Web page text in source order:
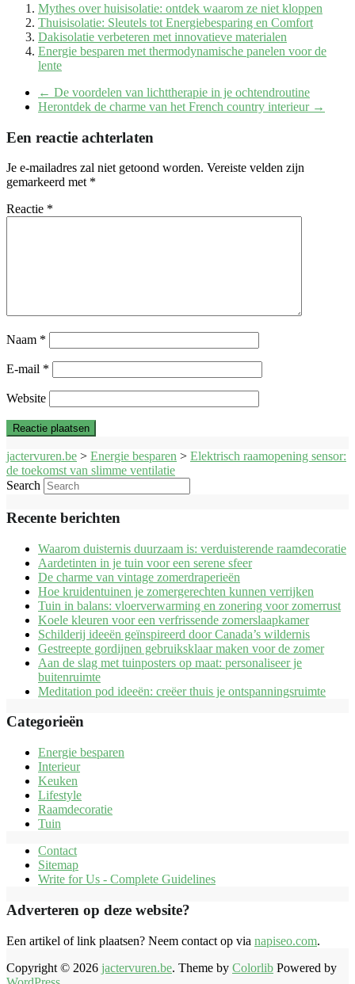
Mythes over huisisolatie: ontdek waarom ze niet kloppen
Thuisisolatie: Sleutels tot Energiebesparing en Comfort
Dakisolatie verbeteren met innovatieve materialen
Energie besparen met thermodynamische panelen voor de
lente
← De voordelen van lichttherapie in je ochtendroutine
Herontdek de charme van het French country interieur →
Een reactie achterlaten
Je e-mailadres zal niet getoond worden. Vereiste velden zijn
gemarkeerd met *
Reactie *
Naam *
E-mail *
Website
jactervuren.be > Energie besparen > Elektrisch raamopening sensor:
de toekomst van slimme ventilatie
Search
Recente berichten
Waarom duisternis duurzaam is: verduisterende raamdecoratie
Aardetinten in je tuin voor een serene sfeer
De charme van vintage zomerdraperieën
Hoe kruidentuinen je zomergerechten kunnen verrijken
Tuin in balans: vloerverwarming en zonering voor zomerrust
Koele kleuren voor een verfrissende zomerslaapkamer
Schilderij ideeën geïnspireerd door Canada’s wildernis
Gestreepte gordijnen gebruiksklaar maken voor de zomer
Aan de slag met tuinposters op maat: personaliseer je
buitenruimte
Meditation pod ideeën: creëer thuis je ontspanningsruimte
Categorieën
Energie besparen
Interieur
Keuken
Lifestyle
Raamdecoratie
Tuin
Contact
Sitemap
Write for Us - Complete Guidelines
Adverteren op deze website?
Een artikel of link plaatsen? Neem contact op via napiseo.com.
Copyright © 2026 jactervuren.be. Theme by Colorlib Powered by